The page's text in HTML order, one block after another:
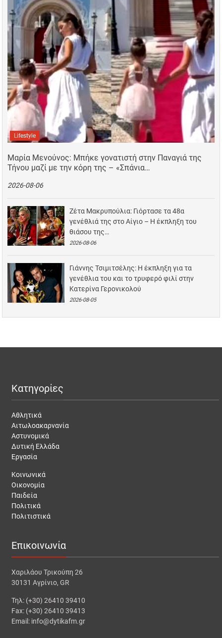
Lifestyle
Μαρία Μενούνος: Μπήκε γονατιστή στην Παναγιά της
Τήνου μαζί με την κόρη της – «Σπάνια…
2026-08-06
Ζέτα Μακρυπούλια: Γιόρτασε τα 48α
γενέθλιά της στο Αίγιο – Η έκπληξη του
θιάσου της…
2026-08-06
Γιάννης Τσιμιτσέλης: Η έκπληξη για τα
γενέθλια του και το τρυφερό φιλί στην
Κατερίνα Γερονικολού
2026-08-05
Κατηγορίες
Αθλητικά
Αιτωλοακαρνανία
Αστυνομικά
Δυτική Ελλάδα
Εργασία
Κοινωνικά
Οικονομία
Παιδεία
Πολιτικά
Πολιτιστικά
Επικοινωνία
Χαριλάου Τρικούπη 26
30131 Αγρίνιο, GR
Τηλ: (+30) 26410 39410
Fax: (+30) 26410 39413
Email: info@dytikafm.gr